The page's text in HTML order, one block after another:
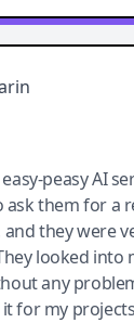
peasy AI
ask them for a
they were
looked into
any
for my